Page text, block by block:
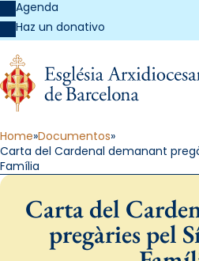
Agenda
Haz un donativo
Home Documentos
Carta del Cardenal demanant
Família
Carta del
pregàries pel